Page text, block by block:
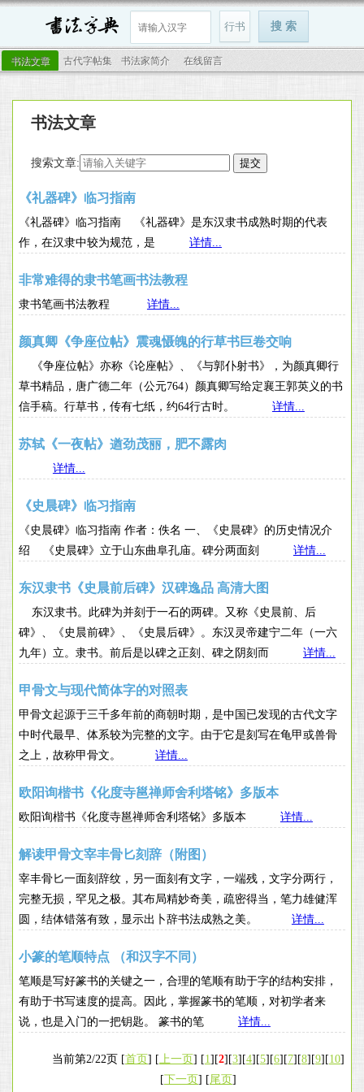
书法文章 古代字帖集 书法家简介 在线留言
书法文章
搜索文章:
《礼器碑》临习指南
《礼器碑》临习指南 《礼器碑》是东汉隶书成熟时期的代表
作，在汉隶中较为规范，是 详情...
非常难得的隶书笔画书法教程
隶书笔画书法教程 详情...
颜真卿《争座位帖》震魂慑魄的行草书巨卷交响
《争座位帖》亦称《论座帖》、《与郭仆射书》，为颜真卿行
草书精品，唐广德二年（公元764）颜真卿写给定襄王郭英义的书
信手稿。行草书，传有七纸，约64行古时。 详情...
苏轼《一夜帖》遒劲茂丽，肥不露肉
详情...
《史晨碑》临习指南
《史晨碑》临习指南 作者：佚名 一、《史晨碑》的历史情况介
绍 《史晨碑》立于山东曲阜孔庙。碑分两面刻 详情...
东汉隶书《史晨前后碑》汉碑逸品 高清大图
东汉隶书。此碑为并刻于一石的两碑。又称《史晨前、后
碑》、《史晨前碑》、《史晨后碑》。东汉灵帝建宁二年（一六
九年）立。隶书。前后是以碑之正刻、碑之阴刻而 详情...
甲骨文与现代简体字的对照表
甲骨文起源于三千多年前的商朝时期，是中国已发现的古代文字
中时代最早、体系较为完整的文字。由于它是刻写在龟甲或兽骨
之上，故称甲骨文。 详情...
欧阳询楷书《化度寺邕禅师舍利塔铭》多版本
欧阳询楷书《化度寺邕禅师舍利塔铭》多版本 详情...
解读甲骨文宰丰骨匕刻辞（附图）
宰丰骨匕一面刻辞纹，另一面刻有文字，一端残，文字分两行，
完整无损，罕见之极。其布局精妙奇美，疏密得当，笔力雄健浑
圆，结体错落有致，显示出卜辞书法成熟之美。 详情...
小篆的笔顺特点 （和汉字不同）
笔顺是写好篆书的关键之一，合理的笔顺有助于字的结构安排，
有助于书写速度的提高。因此，掌握篆书的笔顺，对初学者来
说，也是入门的一把钥匙。 篆书的笔 详情...
当前第2/22页 [首页] [上一页] [1][2][3][4][5][6][7][8][9][10]
[下一页] [尾页]